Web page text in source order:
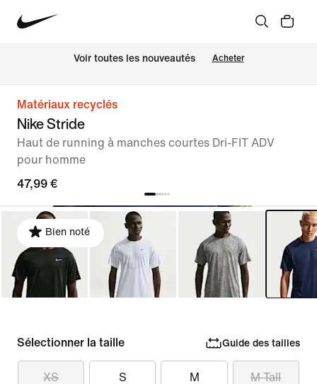
Voir toutes les nouveautés Acheter
Matériaux recyclés
Nike Stride
Haut de running à manches courtes Dri-FIT ADV
pour homme
47,99 €
Bien noté
Sélectionner la taille Guide des tailles
XS S M M Tall